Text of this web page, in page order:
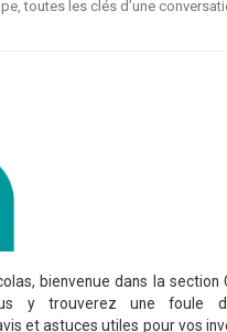
toutes les clés d’une
bienvenue dans la section
y trouverez une foule
et astuces utiles pour vos